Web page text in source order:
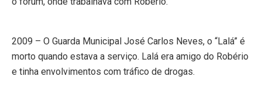
2009 – O Guarda Municipal José Carlos Neves, o “Lalá” é
morto quando estava a serviço. Lalá era amigo do Robério
e tinha envolvimentos com tráfico de drogas.